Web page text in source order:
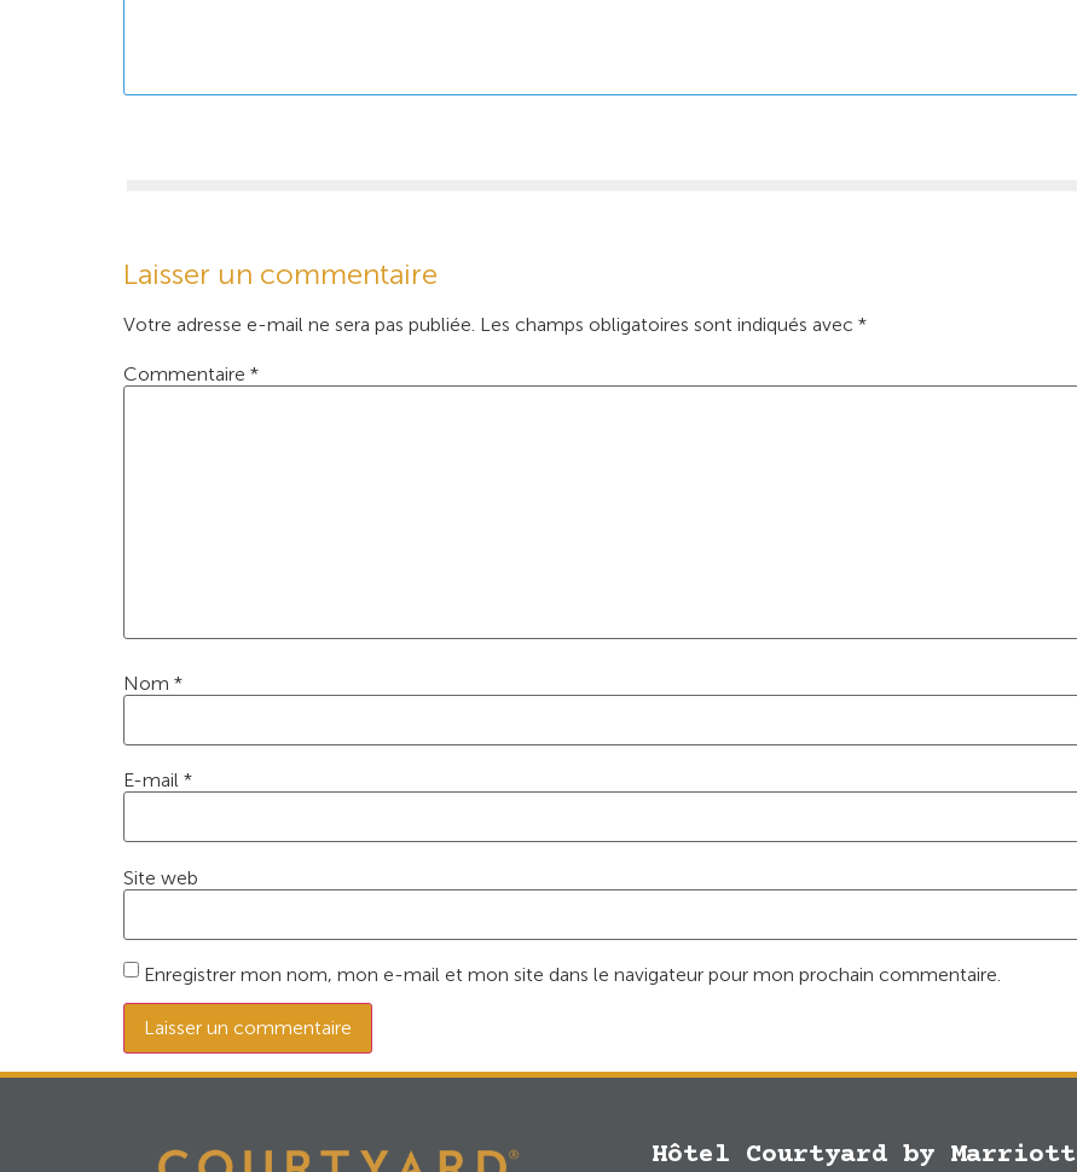
Laisser un commentaire
Votre adresse e-mail ne sera pas publiée. Les champs obligatoires sont indiqués avec *
Commentaire *
Nom *
E-mail *
Site web
Enregistrer mon nom, mon e-mail et mon site dans le navigateur pour mon prochain commentaire.
Hôtel Courtyard by Marriott